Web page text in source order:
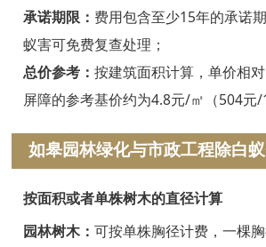
武义白蚁防治
浦江白蚁防治
磐安白蚁防治
衢州白蚁防治
江山白蚁防治
常山白蚁防治
承诺期限： 费用包含至少15年的承诺
蚁害可免费复查处理；
总价参考： 按建筑面积计算，单价相
屏障的参考基价约为4.8元/㎡（504元/
如皋园林绿化与市政工程除白
按面积或者单株树木的直径计算
园林树木： 可按单株胸径计费，一棵